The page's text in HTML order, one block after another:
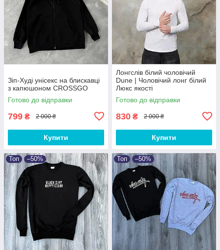
Зіп-Худі унісекс на блискавці
з капюшоном CROSSGO
Готово до відправки
799 ₴ 2 000 ₴
Купити
Лонгслів білий чоловічий
Dune | Чоловічий лонг білий
Люкс якості
Готово до відправки
830 ₴ 2 000 ₴
Купити
Топ –50% Топ –50%